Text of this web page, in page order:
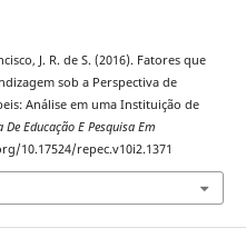
J. R. de S. (2016). Fatores que
sob a Perspectiva de
Análise em uma Instituição de
De Educação E Pesquisa Em
10.17524/repec.v10i2.1371